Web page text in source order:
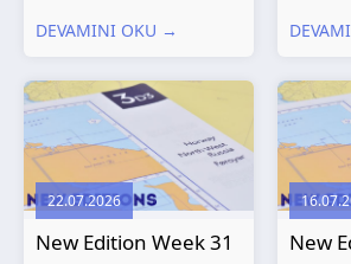
PUBLICATIONS New
Charts published 13
August 2026 Chart
Title, limits
and other remarks
319
International chart
DEVAMINI OKU →
Charts
August
limits
1602
22.07.2026
New Edition Week 31 New